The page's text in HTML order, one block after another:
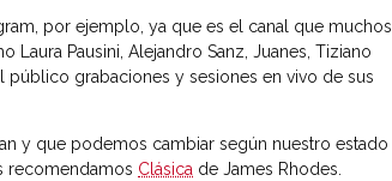
por ejemplo, ya que es el canal que muchos
Pausini, Alejandro Sanz, Juanes, Tiziano
público grabaciones y sesiones en vivo de sus
y que podemos cambiar según nuestro estado
recomendamos Clásica de James Rhodes.